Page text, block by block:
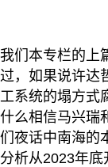
我们本专栏的上
过，如果说许达
工系统的塌方式
什么相信马兴瑞
们夜话中南海的
分析从2023年